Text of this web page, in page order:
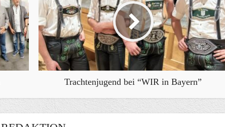
Trachtenjugend bei “WIR in Bayern”